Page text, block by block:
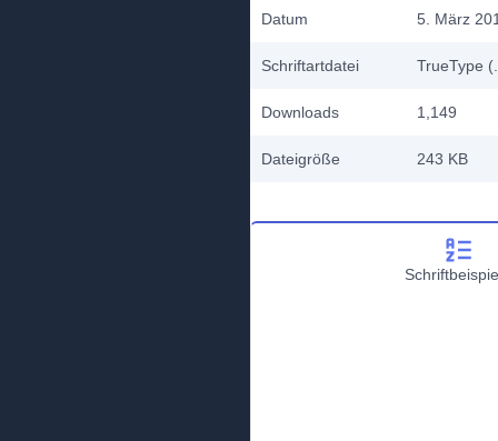
Datum 5. März
Schriftartdatei TrueType
Downloads 1,149
Dateigröße 243 KB